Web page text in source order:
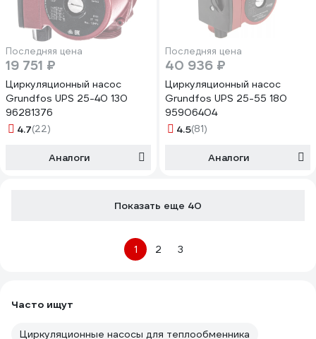
Последняя цена
19 751 ₽
Циркуляционный насос
Grundfos UPS 25-40 130
96281376
4.7(22)
Аналоги
Последняя цена
40 936 ₽
Циркуляционный насос
Grundfos UPS 25-55 180
95906404
4.5(81)
Аналоги
Показать еще 40
1 2 3
Часто ищут
Циркуляционные насосы для теплообменника